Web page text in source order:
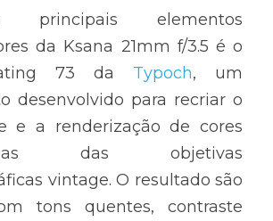
elementos
da Ksana 21mm f/3.5 é o
73 da Typoch, um
desenvolvido para recriar o
e a renderização de cores
das objetivas
vintage. O resultado são
tons quentes, contraste